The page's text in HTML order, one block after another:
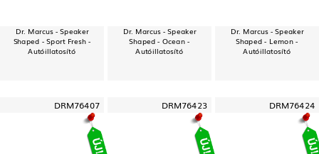
Dr. Marcus - Speaker
Shaped - Sport Fresh -
Autóillatosító
Dr. Marcus - Speaker
Shaped - Ocean -
Autóillatosító
Dr. Marcus - Speaker
Shaped - Lemon -
Autóillatosító
DRM76407 DRM76423 DRM76424